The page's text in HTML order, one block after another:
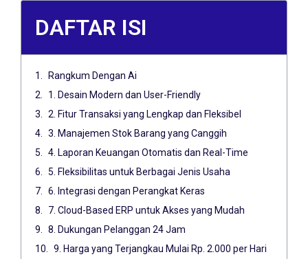
DAFTAR ISI
Rangkum Dengan Ai
1. Desain Modern dan User-Friendly
2. Fitur Transaksi yang Lengkap dan Fleksibel
3. Manajemen Stok Barang yang Canggih
4. Laporan Keuangan Otomatis dan Real-Time
5. Fleksibilitas untuk Berbagai Jenis Usaha
6. Integrasi dengan Perangkat Keras
7. Cloud-Based ERP untuk Akses yang Mudah
8. Dukungan Pelanggan 24 Jam
9. Harga yang Terjangkau Mulai Rp. 2.000 per Hari